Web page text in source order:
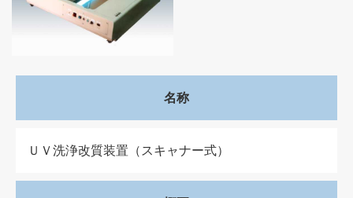
名称
ＵＶ洗浄改質装置（スキャナー式）